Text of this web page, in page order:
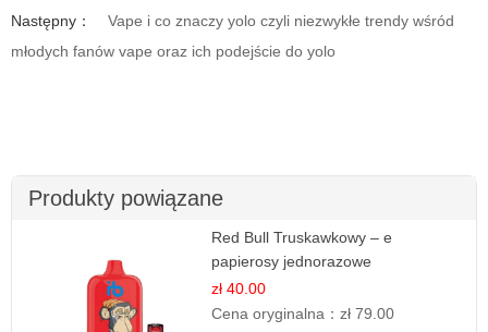
Następny：
Vape i co znaczy yolo czyli niezwykłe trendy wśród
młodych fanów vape oraz ich podejście do yolo
Produkty powiązane
Red Bull Truskawkowy – e
papierosy jednorazowe
zł 40.00
Cena oryginalna：zł 79.00